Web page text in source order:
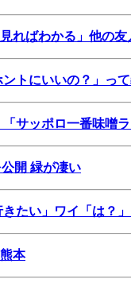
ればわかる」他の
トにいいの？」っ
サッポロ一番味噌
開 緑が凄い
きたい」ワイ「は？
本